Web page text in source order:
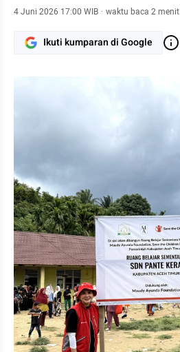
4 Juni 2026 17:00 WIB · waktu baca 2 menit
Ikuti kumparan di Google